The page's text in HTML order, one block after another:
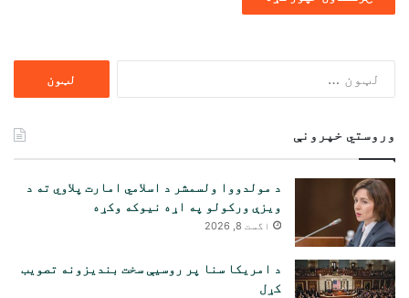
وروستي خپرونې
د مولدووا ولسمشر د اسلامي امارت پلاوي ته د
ویزې ورکولو په اړه نیوکه وکړه
اگست 8, 2026
د امریکا سنا پر روسیې سخت بندیزونه تصویب
کړل